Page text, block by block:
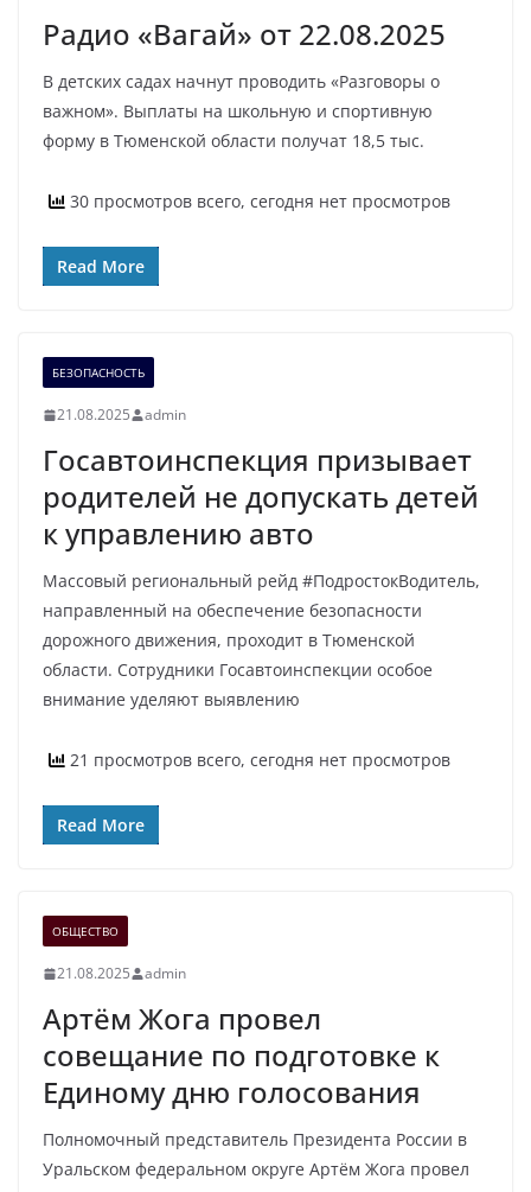
Радио «Вагай» от 22.08.2025
В детских садах начнут проводить «Разговоры о
важном». Выплаты на школьную и спортивную
форму в Тюменской области получат 18,5 тыс.
30 просмотров всего, сегодня нет просмотров
Read More
БЕЗОПАСНОСТЬ
21.08.2025 admin
Госавтоинспекция призывает
родителей не допускать детей
к управлению авто
Массовый региональный рейд #ПодростокВодитель,
направленный на обеспечение безопасности
дорожного движения, проходит в Тюменской
области. Сотрудники Госавтоинспекции особое
внимание уделяют выявлению
21 просмотров всего, сегодня нет просмотров
Read More
ОБЩЕСТВО
21.08.2025 admin
Артём Жога провел
совещание по подготовке к
Единому дню голосования
Полномочный представитель Президента России в
Уральском федеральном округе Артём Жога провел